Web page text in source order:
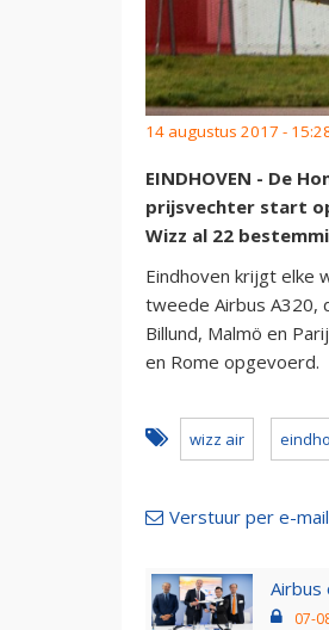
14 augustus 2017 -
EINDHOVEN - De
prijsvechter start
Wizz al 22
Eindhoven krijgt elke
tweede Airbus A320,
Billund, Malmö en
en Rome opgevoerd.
wizz air
Verstuur per e-mail
07-